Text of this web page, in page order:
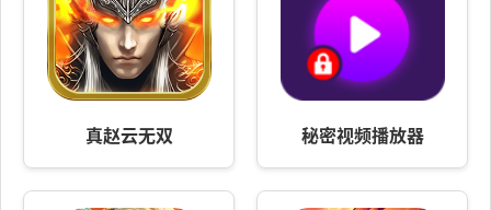
真赵云无双 秘密视频播放器